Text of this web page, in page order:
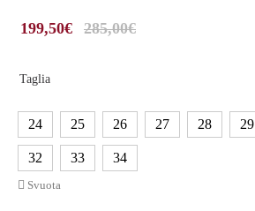
199,50€ 285,00€
Taglia
24 25 26 27 28 29
32 33 34
Svuota